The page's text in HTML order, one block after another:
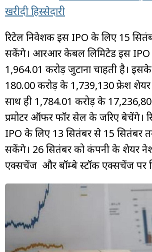
खरीदी हिस्सेदारी
रिटेल निवेशक इस IPO के लिए 15
सकेंगे। आरआर केबल लिमिटेड इस IPO
₹1,964.01 करोड़ जुटाना चाहती है।
₹180.00 करोड़ के 1,739,130 फ्रेश
साथ ही ₹1,784.01 करोड़ के
प्रमोटर ऑफर फॉर सेल के जरिए बेचेंगे।
IPO के लिए 13 सितंबर से 15 सितंबर
सकेंगे। 26 सितंबर को कंपनी के शेयर
एक्सचेंज और बॉम्बे स्टॉक एक्सचेंज पर